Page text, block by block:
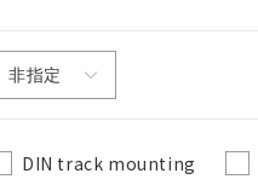
DIN track mounting
選修的